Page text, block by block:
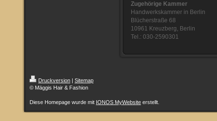
Zugehörige Kammer
Handwerkskammer in Berlin
Blücherstraße 68
10961 Kreuzberg, Berlin
Tel.: 030-2590301
Druckversion | Sitemap
© Mäggis Hair & Fashion
Diese Homepage wurde mit IONOS MyWebsite erstellt.